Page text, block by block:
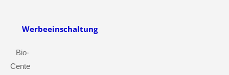
Werbeeinschaltung
Bio-
Cente